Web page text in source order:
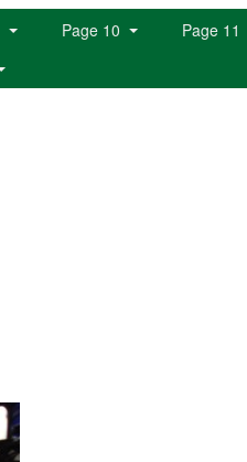
Page 10 Page 11